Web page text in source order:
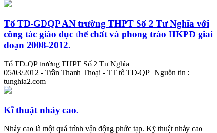
Tổ TD-GDQP AN trường THPT Số 2 Tư Nghĩa với
công tác giáo dục thể chất và phong trào HKPĐ giai
đoạn 2008-2012.
Tổ TD-QP trường THPT Số 2 Tư Nghĩa....
05/03/2012 - Trần Thanh Thoại - TT tổ TD-QP | Nguồn tin :
tunghia2.com
Kĩ thuật nhảy cao.
Nhảy cao là một quá trình vận động phức tạp. Kỹ thuật nhảy cao